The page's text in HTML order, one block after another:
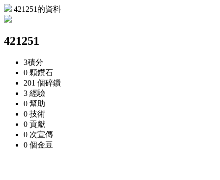
421251的資料
421251
3積分
0 顆鑽石
201 個碎鑽
3 經驗
0 幫助
0 技術
0 貢獻
0 次宣傳
0 個金豆